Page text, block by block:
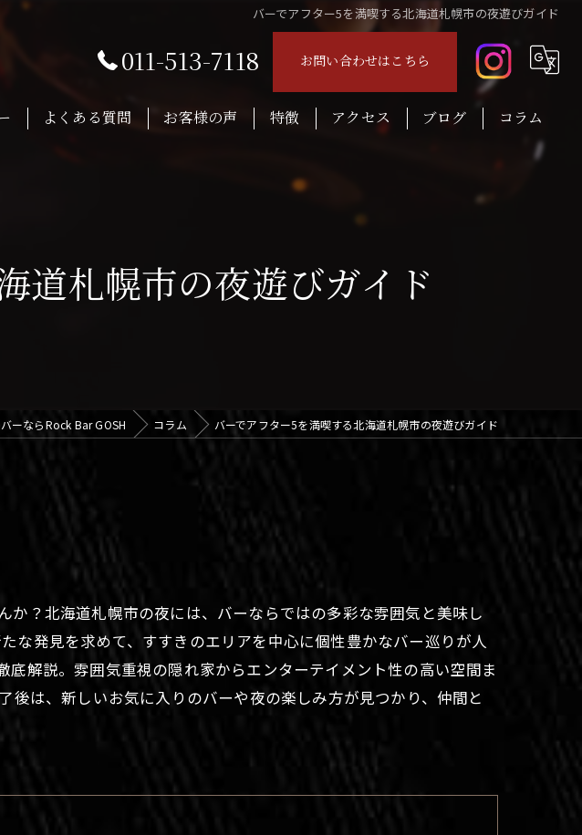
バーでアフター5を満喫する北海道札幌市の夜遊びガイド
011-513-7118 お問い合わせはこちら
よくある質問 お客様の声 特徴
音楽
レコード
アクセス ブログ コラム
道札幌市の夜遊びガイド
ーならRock Bar GOSH コラム バーでアフター5を満喫する北海道札幌市の夜遊びガイド
？北海道札幌市の夜には、バーならではの多彩な雰囲気と美味し
な発見を求めて、すすきのエリアを中心に個性豊かなバー巡りが人
解説。雰囲気重視の隠れ家からエンターテイメント性の高い空間ま
後は、新しいお気に入りのバーや夜の楽しみ方が見つかり、仲間と